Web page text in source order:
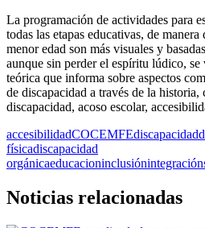
La programación de actividades para
todas las etapas educativas, de
menor edad son más visuales y
aunque sin perder el espíritu lúdico,
teórica que informa sobre aspectos
de discapacidad a través de la historia,
discapacidad, acoso escolar,
accesibilidadCOCEMFEdiscapacidad
físicadiscapacidad
orgánicaeducacioninclusiónintegración
Noticias relacionadas